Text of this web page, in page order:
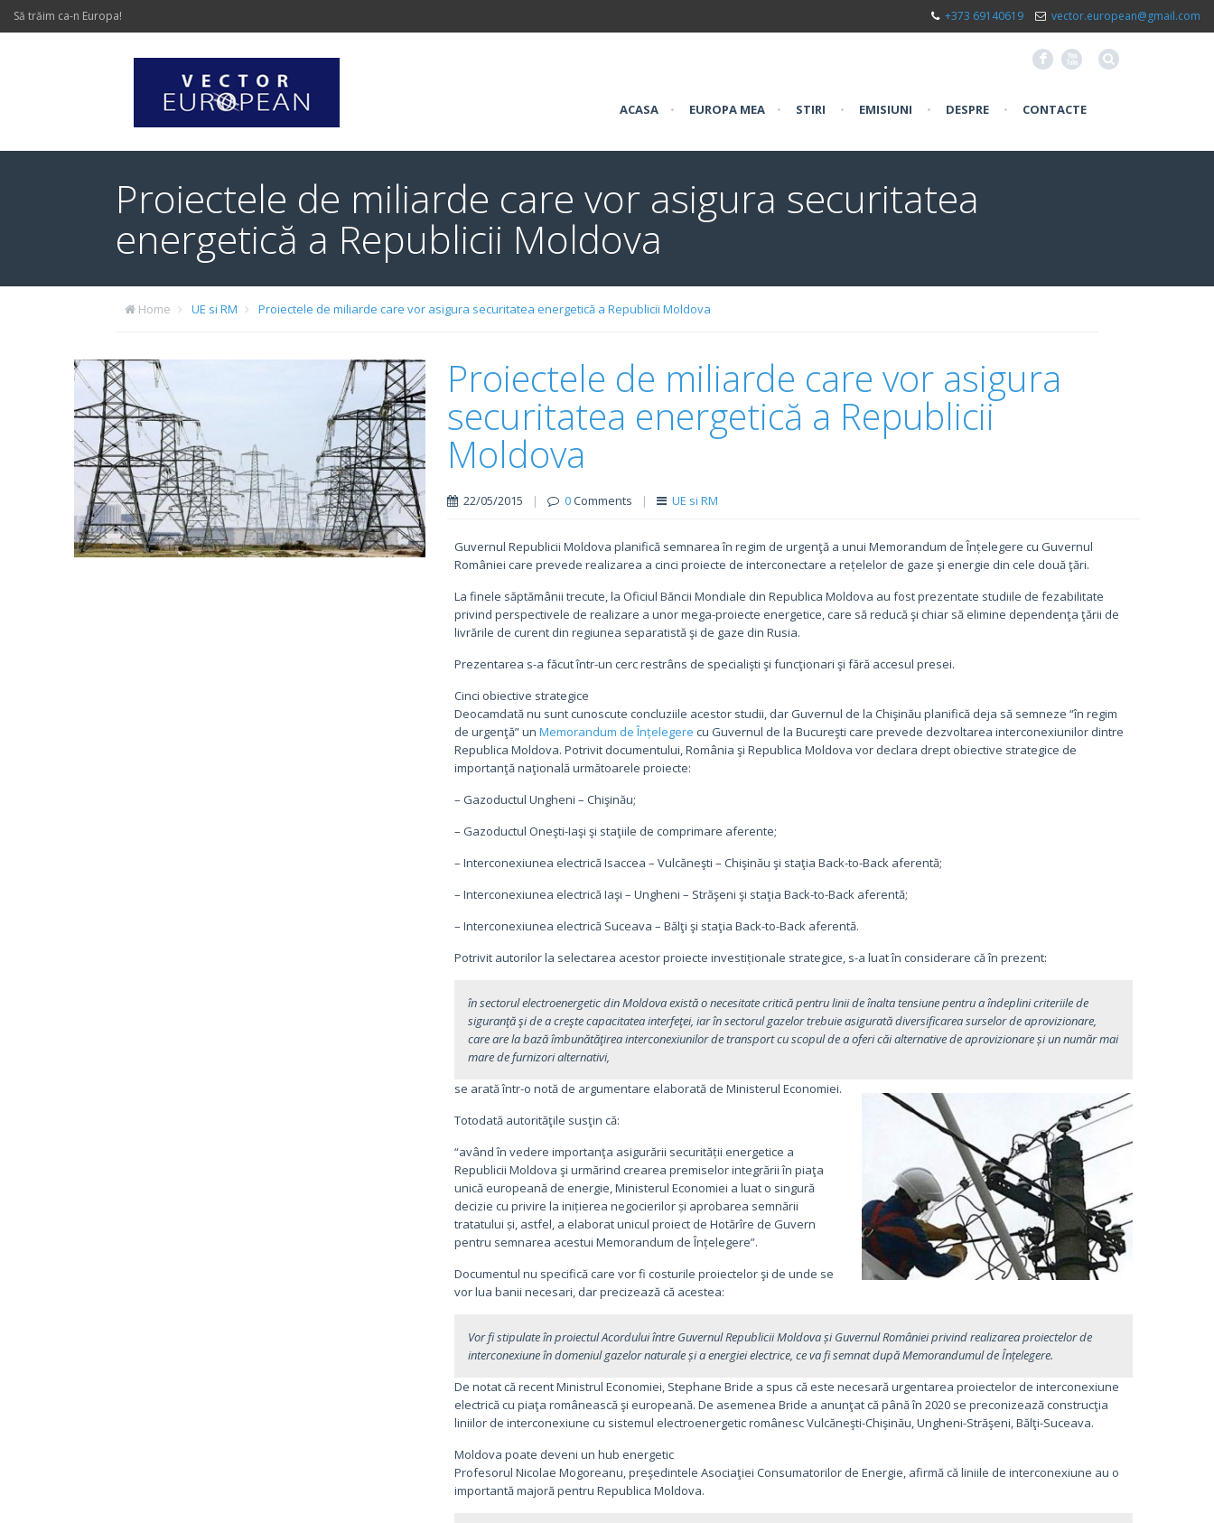
Să trăim ca-n Europa! +373 69140619 vector.european@gmail.com
F X
ACASA • EUROPA MEA • STIRI • EMISIUNI • DESPRE • CONTACTE
Proiectele de miliarde care vor asigura securitatea
energetică a Republicii Moldova
Home UE si RM Proiectele de miliarde care vor asigura securitatea energetică a Republicii Moldova
Proiectele de miliarde care vor asigura
securitatea energetică a Republicii
Moldova
22/05/2015 | 0Comments | UE si RM
Guvernul Republicii Moldova planifică semnarea în regim de urgenţă a unui Memorandum de Înțelegere cu Guvernul
României care prevede realizarea a cinci proiecte de interconectare a rețelelor de gaze şi energie din cele două ţări.
La finele săptămânii trecute, la Oficiul Băncii Mondiale din Republica Moldova au fost prezentate studiile de fezabilitate
privind perspectivele de realizare a unor mega-proiecte energetice, care să reducă şi chiar să elimine dependenţa ţării de
livrările de curent din regiunea separatistă şi de gaze din Rusia.
Prezentarea s-a făcut într-un cerc restrâns de specialişti şi funcţionari şi fără accesul presei.
Cinci obiective strategice
Deocamdată nu sunt cunoscute concluziile acestor studii, dar Guvernul de la Chişinău planifică deja să semneze “în regim
de urgenţă” un Memorandum de Înțelegere cu Guvernul de la Bucureşti care prevede dezvoltarea interconexiunilor dintre
Republica Moldova. Potrivit documentului, România şi Republica Moldova vor declara drept obiective strategice de
importanţă naţională următoarele proiecte:
– Gazoductul Ungheni – Chişinău;
– Gazoductul Oneşti-Iaşi şi staţiile de comprimare aferente;
– Interconexiunea electrică Isaccea – Vulcăneşti – Chişinău şi staţia Back-to-Back aferentă;
– Interconexiunea electrică Iaşi – Ungheni – Străşeni şi staţia Back-to-Back aferentă;
– Interconexiunea electrică Suceava – Bălţi şi staţia Back-to-Back aferentă.
Potrivit autorilor la selectarea acestor proiecte investiționale strategice, s-a luat în considerare că în prezent:
în sectorul electroenergetic din Moldova există o necesitate critică pentru linii de înalta tensiune pentru a îndeplini criteriile de
siguranţă şi de a creşte capacitatea interfeţei, iar în sectorul gazelor trebuie asigurată diversificarea surselor de aprovizionare,
care are la bază îmbunătăţirea interconexiunilor de transport cu scopul de a oferi căi alternative de aprovizionare și un număr mai
mare de furnizori alternativi,
se arată într-o notă de argumentare elaborată de Ministerul Economiei.
Totodată autorităţile susţin că:
“având în vedere importanţa asigurării securității energetice a
Republicii Moldova şi urmărind crearea premiselor integrării în piaţa
unică europeană de energie, Ministerul Economiei a luat o singură
decizie cu privire la inițierea negocierilor și aprobarea semnării
tratatului și, astfel, a elaborat unicul proiect de Hotărîre de Guvern
pentru semnarea acestui Memorandum de Înțelegere”.
Documentul nu specifică care vor fi costurile proiectelor şi de unde se
vor lua banii necesari, dar precizează că acestea:
Vor fi stipulate în proiectul Acordului între Guvernul Republicii Moldova și Guvernul României privind realizarea proiectelor de
interconexiune în domeniul gazelor naturale și a energiei electrice, ce va fi semnat după Memorandumul de Înțelegere.
De notat că recent Ministrul Economiei, Stephane Bride a spus că este necesară urgentarea proiectelor de interconexiune
electrică cu piaţa românească şi europeană. De asemenea Bride a anunţat că până în 2020 se preconizează construcţia
liniilor de interconexiune cu sistemul electroenergetic românesc Vulcăneşti-Chişinău, Ungheni-Străşeni, Bălţi-Suceava.
Moldova poate deveni un hub energetic
Profesorul Nicolae Mogoreanu, preşedintele Asociaţiei Consumatorilor de Energie, afirmă că liniile de interconexiune au o
importantă majoră pentru Republica Moldova.